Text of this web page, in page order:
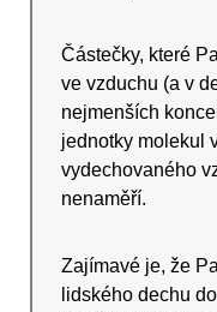
Částečky, které
ve vzduchu (a v
nejmenších
jednotky molekul
vydechovaného
nenaměří.
Zajímavé je, že
lidského dechu